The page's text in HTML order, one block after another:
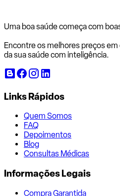
Uma boa saúde começa com
Encontre os melhores preços
da sua saúde com inteligência.
Links Rápidos
Quem Somos
FAQ
Depoimentos
Blog
Consultas Médicas
Informações Legais
Compra Garantida